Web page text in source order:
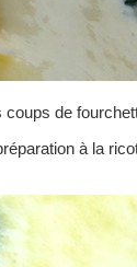
coups de
à la